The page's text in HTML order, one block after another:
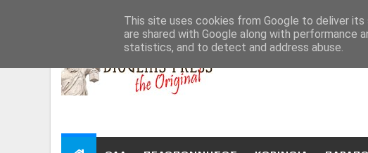
This site uses cookies from Google to deliver
are shared with Google along with performance
statistics, and to detect and address abuse.